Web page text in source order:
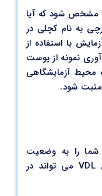
مشخص شود که آیا
به نام کچلی در
با استفاده از
نمونه از پوست
محیط آزمایشگاهی
شود.
شما را به وضعیت
ریزش مو برساند. بنابراین آزمایش VDL می تواند در